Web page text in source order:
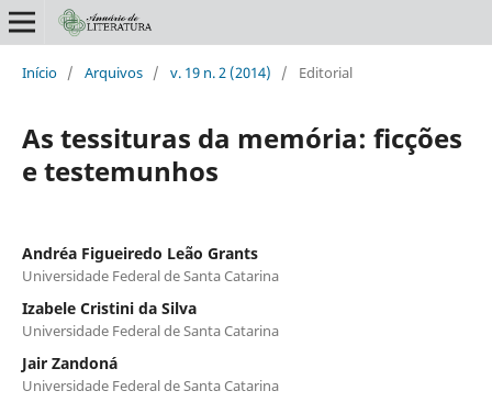
Início / Arquivos / v. 19 n. 2 (2014) / Editorial
As tessituras da memória: ficções
e testemunhos
Andréa Figueiredo Leão Grants
Universidade Federal de Santa Catarina
Izabele Cristini da Silva
Universidade Federal de Santa Catarina
Jair Zandoná
Universidade Federal de Santa Catarina